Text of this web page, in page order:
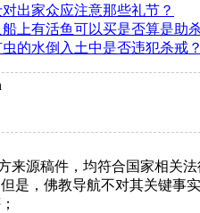
出家众应注意那些礼节？
上有活鱼可以买是否算是助
的水倒入土中是否违犯杀戒？
来源稿件，均符合国家相关
是，佛教导航不对其关键事